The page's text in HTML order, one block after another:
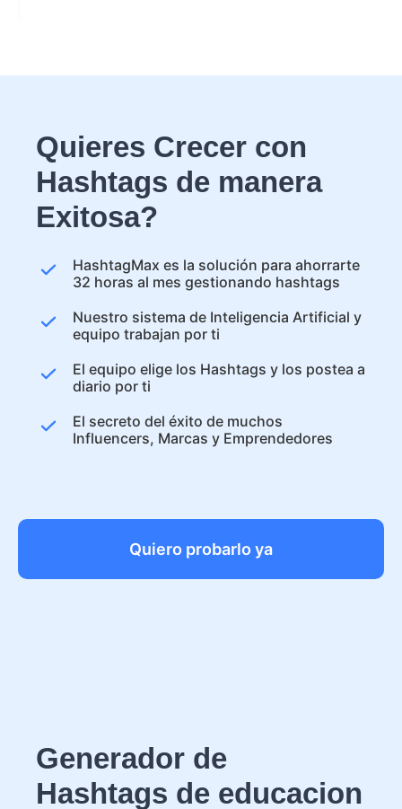
Quieres Crecer con
Hashtags de manera
Exitosa?
HashtagMax es la solución para ahorrarte
32 horas al mes gestionando hashtags
Nuestro sistema de Inteligencia Artificial y
equipo trabajan por ti
El equipo elige los Hashtags y los postea a
diario por ti
El secreto del éxito de muchos
Influencers, Marcas y Emprendedores
Quiero probarlo ya
Generador de
Hashtags de educacion